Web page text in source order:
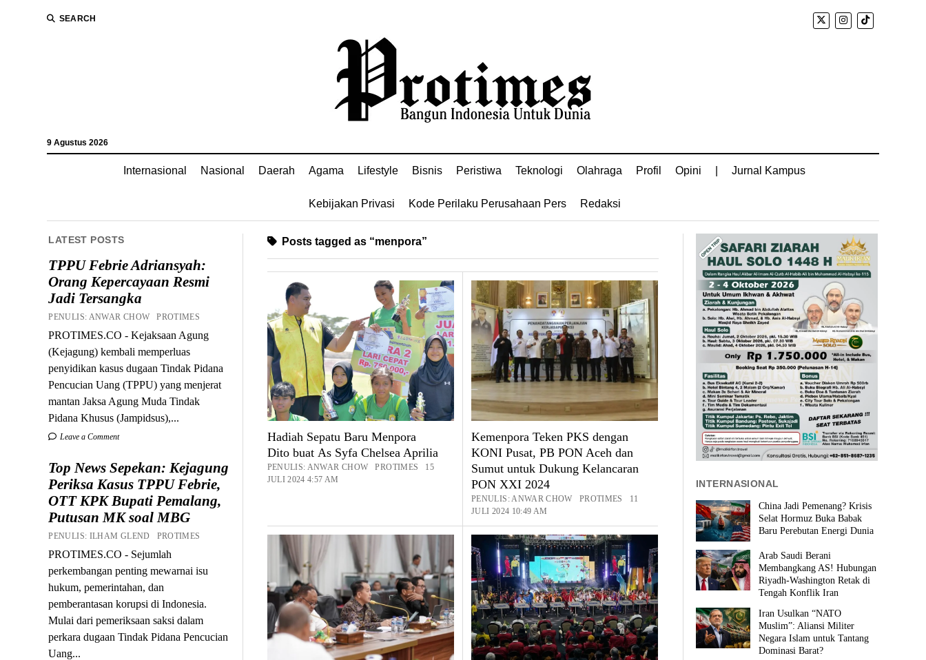
SEARCH
9 Agustus 2026
Internasional Nasional Daerah Agama Lifestyle Bisnis Peristiwa Teknologi Olahraga Profil Opini Jurnal Kampus
Kebijakan Privasi Kode Perilaku Perusahaan Pers Redaksi
LATEST POSTS
TPPU Febrie Adriansyah:
Orang Kepercayaan Resmi
Jadi Tersangka
PENULIS: ANWAR CHOW PROTIMES
PROTIMES.CO - Kejaksaan Agung
(Kejagung) kembali memperluas
penyidikan kasus dugaan Tindak Pidana
Pencucian Uang (TPPU) yang menjerat
mantan Jaksa Agung Muda Tindak
Pidana Khusus (Jampidsus),...
Leave a Comment
Top News Sepekan: Kejagung
Periksa Kasus TPPU Febrie,
OTT KPK Bupati Pemalang,
Putusan MK soal MBG
PENULIS: ILHAM GLEND PROTIMES
PROTIMES.CO - Sejumlah
perkembangan penting mewarnai isu
hukum, pemerintahan, dan
pemberantasan korupsi di Indonesia.
Mulai dari pemeriksaan saksi dalam
perkara dugaan Tindak Pidana Pencucian
Uang...
Posts tagged as “menpora”
Hadiah Sepatu Baru Menpora
Dito buat As Syfa Chelsea Aprilia
PENULIS: ANWAR CHOW PROTIMES 15
JULI 2024 4:57 AM
Kemenpora Teken PKS dengan
KONI Pusat, PB PON Aceh dan
Sumut untuk Dukung Kelancaran
PON XXI 2024
PENULIS: ANWAR CHOW PROTIMES 11
JULI 2024 10:49 AM
INTERNASIONAL
China Jadi Pemenang? Krisis
Selat Hormuz Buka Babak
Baru Perebutan Energi Dunia
Arab Saudi Berani
Membangkang AS! Hubungan
Riyadh-Washington Retak di
Tengah Konflik Iran
Iran Usulkan “NATO
Muslim”: Aliansi Militer
Negara Islam untuk Tantang
Dominasi Barat?